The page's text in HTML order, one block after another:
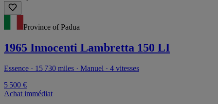
Province of Padua
1965 Innocenti Lambretta 150 LI
Essence · 15 730 miles · Manuel · 4 vitesses
5 500 €
Achat immédiat